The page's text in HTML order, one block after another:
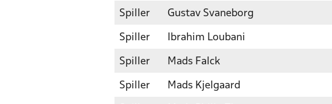
Spiller Gustav Svaneborg
Spiller Ibrahim Loubani
Spiller Mads Falck
Spiller Mads Kjelgaard